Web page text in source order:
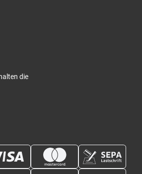
die